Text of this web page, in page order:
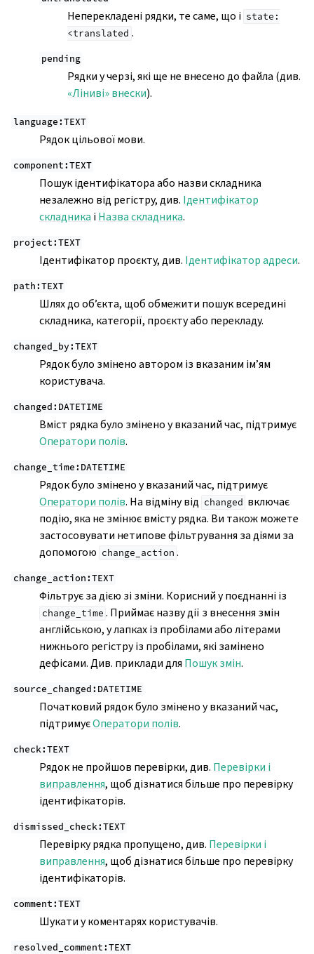
Неперекладені рядки, те саме, що і state:
<translated .
pending
Рядки у черзі, які ще не внесено до файла (див.
«Ліниві» внески).
language:TEXT
Рядок цільової мови.
component:TEXT
Пошук ідентифікатора або назви складника
незалежно від регістру, див. Ідентифікатор
складника іНазва складника.
project:TEXT
Ідентифікатор проєкту, див. Ідентифікатор адреси.
path:TEXT
Шлях до об’єкта, щоб обмежити пошук всередині
складника, категорії, проєкту або перекладу.
changed_by:TEXT
Рядок було змінено автором із вказаним ім’ям
користувача.
changed:DATETIME
Вміст рядка було змінено у вказаний час, підтримує
Оператори полів.
change_time:DATETIME
Рядок було змінено у вказаний час, підтримує
Оператори полів. На відміну від changed включає
подію, яка не змінює вмісту рядка. Ви також можете
застосовувати нетипове фільтрування за діями за
допомогою change_action .
change_action:TEXT
Фільтрує за дією зі зміни. Корисний у поєднанні із
change_time . Приймає назву дії з внесення змін
англійською, у лапках із пробілами або літерами
нижнього регістру із пробілами, які замінено
дефісами. Див. приклади для Пошук змін.
source_changed:DATETIME
Початковий рядок було змінено у вказаний час,
підтримуєОператори полів.
check:TEXT
Рядок не пройшов перевірки, див. Перевірки і
виправлення, щоб дізнатися більше про перевірку
ідентифікаторів.
dismissed_check:TEXT
Перевірку рядка пропущено, див. Перевірки і
виправлення, щоб дізнатися більше про перевірку
ідентифікаторів.
comment:TEXT
Шукати у коментарях користувачів.
resolved_comment:TEXT